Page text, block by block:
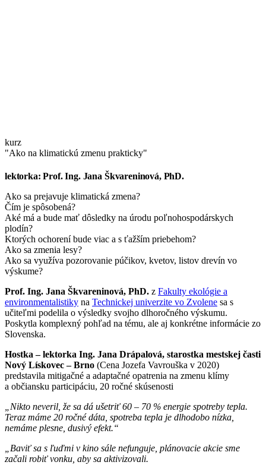
kurz
"Ako na klimatickú zmenu prakticky"
lektorka: Prof. Ing. Jana Škvareninová, PhD.
Ako sa prejavuje klimatická zmena?
Čím je spôsobená?
Aké má a bude mať dôsledky na úrodu poľnohospodárskych
plodín?
Ktorých ochorení bude viac a s ťažším priebehom?
Ako sa zmenia lesy?
Ako sa využíva pozorovanie púčikov, kvetov, listov drevín vo
výskume?
Prof. Ing. Jana Škvareninová, PhD. z Fakulty ekológie a
environmentalistiky na Technickej univerzite vo Zvolene sa s
učiteľmi podelila o výsledky svojho dlhoročného výskumu.
Poskytla komplexný pohľad na tému, ale aj konkrétne informácie zo
Slovenska.
Hostka – lektorka Ing. Jana Drápalová, starostka mestskej časti
Nový Lískovec – Brno (Cena Jozefa Vavrouška v 2020)
predstavila mitigačné a adaptačné opatrenia na zmenu klímy
a občiansku participáciu, 20 ročné skúsenosti
„Nikto neveril, že sa dá ušetriť 60 – 70 % energie spotreby tepla.
Teraz máme 20 ročné dáta, spotreba tepla je dlhodobo nízka,
nemáme plesne, dusivý efekt.“
„Baviť sa s ľuďmi v kino sále nefunguje, plánovacie akcie sme
začali robiť vonku, aby sa aktivizovali.